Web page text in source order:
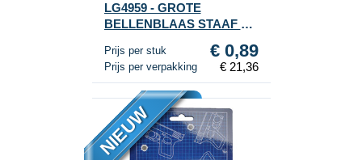
LG4959 - GROTE
BELLENBLAAS STAAF 38
DISPLAY (24st.)
Prijs per stuk € 0,89
Prijs per verpakking € 21,36
NIEUW